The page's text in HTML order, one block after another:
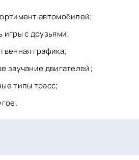
автомобилей;
игры с друзьями;
графика;
звучание двигателей;
типы трасс;